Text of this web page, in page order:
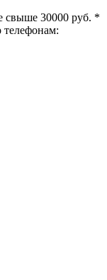
свыше 30000 руб. *
телефонам: